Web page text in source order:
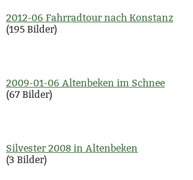
2012-06 Fahrradtour nach Konstanz
(195 Bilder)
2009-01-06 Altenbeken im Schnee
(67 Bilder)
Silvester 2008 in Altenbeken
(3 Bilder)